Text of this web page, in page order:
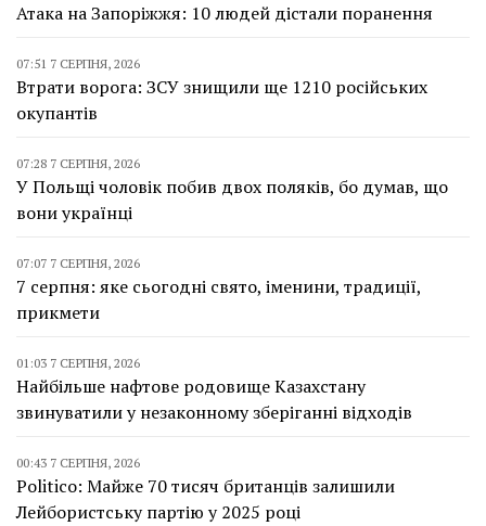
Атака на Запоріжжя: 10 людей дістали поранення
07:51 7 СЕРПНЯ, 2026
Втрати ворога: ЗСУ знищили ще 1210 російських
окупантів
07:28 7 СЕРПНЯ, 2026
У Польщі чоловік побив двох поляків, бо думав, що
вони українці
07:07 7 СЕРПНЯ, 2026
7 серпня: яке сьогодні свято, іменини, традиції,
прикмети
01:03 7 СЕРПНЯ, 2026
Найбільше нафтове родовище Казахстану
звинуватили у незаконному зберіганні відходів
00:43 7 СЕРПНЯ, 2026
Politico: Майже 70 тисяч британців залишили
Лейбористську партію у 2025 році